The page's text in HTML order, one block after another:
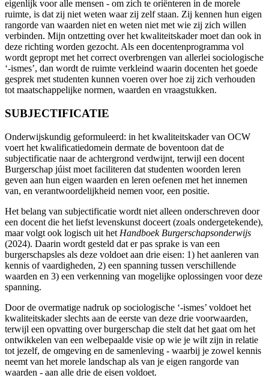
eigenlijk voor alle mensen - om zich te oriënteren in de morele
ruimte, is dat zij niet weten waar zij zelf staan. Zij kennen hun eigen
rangorde van waarden niet en weten niet met wie zij zich willen
verbinden. Mijn ontzetting over het kwaliteitskader moet dan ook in
deze richting worden gezocht. Als een docentenprogramma vol
wordt gepropt met het correct overbrengen van allerlei sociologische
‘-ismes’, dan wordt de ruimte verkleind waarin docenten het goede
gesprek met studenten kunnen voeren over hoe zij zich verhouden
tot maatschappelijke normen, waarden en vraagstukken.
SUBJECTIFICATIE
Onderwijskundig geformuleerd: in het kwaliteitskader van OCW
voert het kwalificatiedomein dermate de boventoon dat de
subjectificatie naar de achtergrond verdwijnt, terwijl een docent
Burgerschap júist moet faciliteren dat studenten woorden leren
geven aan hun eigen waarden en leren oefenen met het innemen
van, en verantwoordelijkheid nemen voor, een positie.
Het belang van subjectificatie wordt niet alleen onderschreven door
een docent die het liefst levenskunst doceert (zoals ondergetekende),
maar volgt ook logisch uit het Handboek Burgerschapsonderwijs
(2024). Daarin wordt gesteld dat er pas sprake is van een
burgerschapsles als deze voldoet aan drie eisen: 1) het aanleren van
kennis of vaardigheden, 2) een spanning tussen verschillende
waarden en 3) een verkenning van mogelijke oplossingen voor deze
spanning.
Door de overmatige nadruk op sociologische ‘-ismes’ voldoet het
kwaliteitskader slechts aan de eerste van deze drie voorwaarden,
terwijl een opvatting over burgerschap die stelt dat het gaat om het
ontwikkelen van een welbepaalde visie op wie je wilt zijn in relatie
tot jezelf, de omgeving en de samenleving - waarbij je zowel kennis
neemt van het morele landschap als van je eigen rangorde van
waarden - aan alle drie de eisen voldoet.